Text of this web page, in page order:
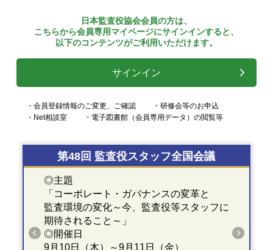
日本監査役協会会員の方は、
こちらから会員専用マイページにサインインすると、
以下のコンテンツがご利用いただけます。
サインイン
・会員登録情報のご変更、ご確認
・研修会等のお申込
・Net相談室
・電子図書館（会員専用データ）の閲覧等
第48回 監査役スタッフ全国会議
◎主題
「コーポレート・ガバナンスの変革と
監査環境の変化～今、監査役等スタッフに
期待されること～」
◎開催日
9月10日（木）～9月11日（金）